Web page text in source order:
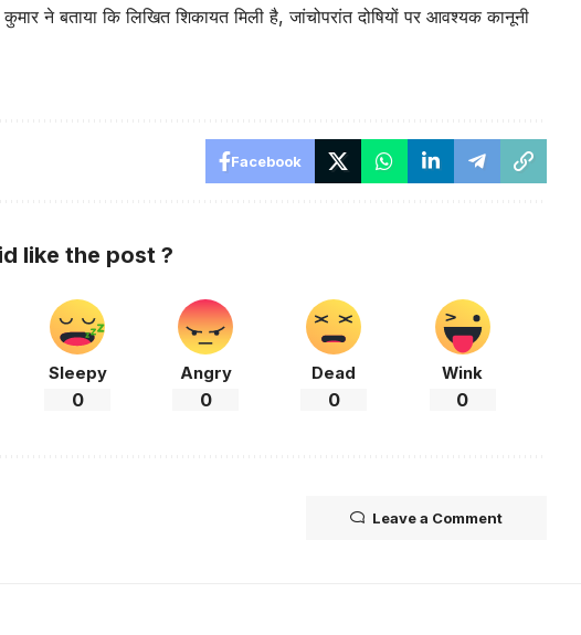
ने बताया कि लिखित शिकायत मिली है, जांचोपरांत दोषियों पर आवश्यक कानूनी
Facebook
like the post ?
Sleepy
0
Angry
0
Dead
0
Wink
0
Leave a Comment